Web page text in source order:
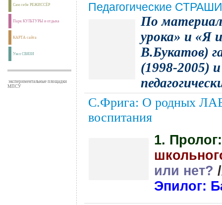
Сам себе РЕЖИССЁР
Парк КУЛЬТУРЫ и отдыха
КАРТА сайта
Узел СВЯЗИ
экспериментальные площадки
МПСУ
Педагогические
По
урока» и «Я
В.Букатов)
(1998-2005)
С.Фрига: О родных
воспитания
1.
или нет?
Эпилог: